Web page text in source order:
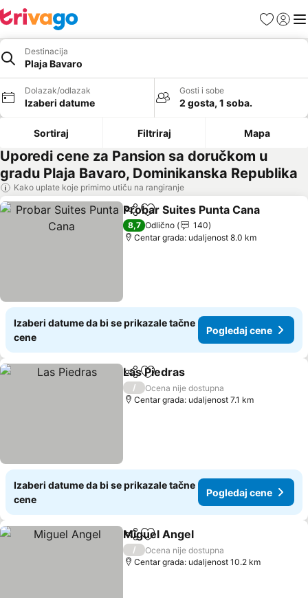
FavoritiPrijavi
Destinacija
Plaja Bavaro
Dolazak/odlazak
Izaberi datume
Gosti i sobe
2 gosta, 1 soba.
Sortiraj Filtriraj Mapa
Uporedi cene za Pansion sa doručkom u
gradu Plaja Bavaro, Dominikanska Republika
Kako uplate koje primimo utiču na rangiranje
Deli Dodati u favorite
Probar Suites Punta Cana
8,7 Odlično
140
Centar grada: udaljenost 8.0 km
Izaberi datume da bi se prikazale tačne
cene
Pogledaj cene
Deli Dodati u favorite
Las Piedras
/
Ocena nije dostupna
Centar grada: udaljenost 7.1 km
Izaberi datume da bi se prikazale tačne
cene
Pogledaj cene
Deli Dodati u favorite
Miguel Angel
/
Ocena nije dostupna
Centar grada: udaljenost 10.2 km